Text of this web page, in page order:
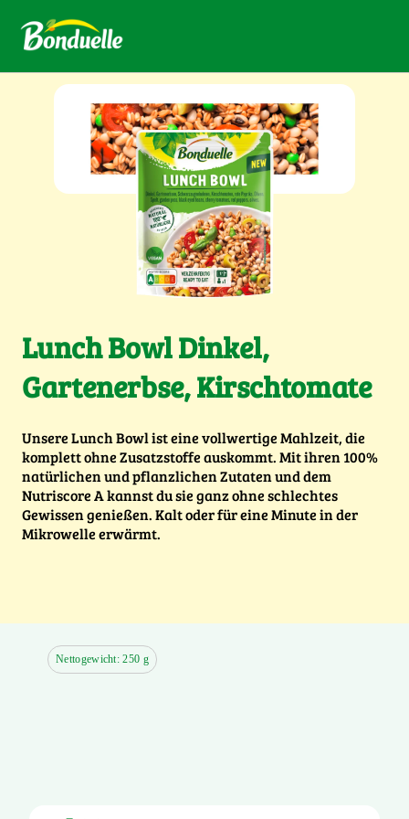
Lunch Bowl Dinkel,
Gartenerbse, Kirschtomate
Unsere Lunch Bowl ist eine vollwertige Mahlzeit, die
komplett ohne Zusatzstoffe auskommt. Mit ihren 100%
natürlichen und pflanzlichen Zutaten und dem
Nutriscore A kannst du sie ganz ohne schlechtes
Gewissen genießen. Kalt oder für eine Minute in der
Mikrowelle erwärmt.
Nettogewicht: 250 g